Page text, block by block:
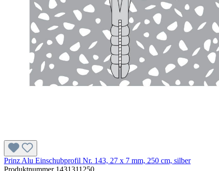
Prinz Alu Einschubprofil Nr. 143, 27 x 7 mm, 250 cm, silber
Produktnummer 1431311250